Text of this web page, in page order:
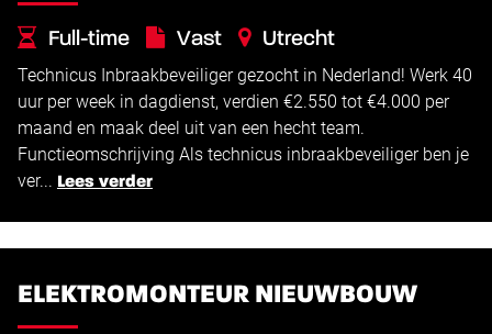
Full-time Vast
Utrecht
€2.550 -€4.000
Technicus Inbraakbeveiliger gezocht in Nederland! Werk 40
uur per week in dagdienst, verdien €2.550 tot €4.000 per
maand en maak deel uit van een hecht team.
Functieomschrijving Als technicus inbraakbeveiliger ben je
ver... Lees verder
ELEKTROMONTEUR NIEUWBOUW